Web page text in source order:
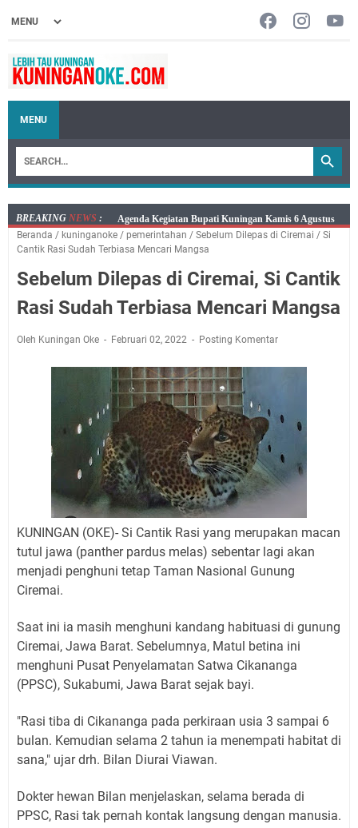
MENU
BREAKING NEWS :
Kamis 6 Agustus 2026 Mobil Samling Ada di Alun-alun
Luragung, Ini Persyaratan dan Besaran Biayanya
Agustus 2026 Ada di Empat Titik
Embun Pagi Kamis 6 Agustus 2026: Tidak Semua
Setiap Noda Ada Pembersihnya, Salat Bisa Menjadi
Kuningan Kamis 6 Agustus 2026
Agenda Kegiatan Bupati, Wabup dan Sekda Kuningan
Rabu 5 Agustus 2026 Masing-masing Dua Acara
Ini Lokasi Samling Kuningan Rabu 5 Agustus 2026
Rabu 5 Agustus 2026 Mobil SIM Keliling Kuningan Ada
di Sini!
Embun Pagi Rabu 5 Agustus 2026: Tidak Perlu Iri, Kita
Punya Takdir Masing-masing, Hidup yang Terlihat
Mewah, Belum Tentu Indah
Merdeka dari Hawa Nafsu: Korupsi, Judi, dan Maksiat
Agenda Kegiatan Bupati Kuningan Kamis 6 Agustus
Beranda / kuninganoke / pemerintahan / Sebelum Dilepas di Ciremai / Si
Cantik Rasi Sudah Terbiasa Mencari Mangsa
Sebelum Dilepas di Ciremai, Si Cantik
Rasi Sudah Terbiasa Mencari Mangsa
Oleh Kuningan Oke Februari 02, 2022 Posting Komentar
KUNINGAN (OKE)- Si Cantik Rasi yang merupakan macan
tutul jawa (panther pardus melas) sebentar lagi akan
menjadi penghuni tetap Taman Nasional Gunung
Ciremai.
Saat ini ia masih menghuni kandang habituasi di gunung
Ciremai, Jawa Barat. Sebelumnya, Matul betina ini
menghuni Pusat Penyelamatan Satwa Cikananga
(PPSC), Sukabumi, Jawa Barat sejak bayi.
"Rasi tiba di Cikananga pada perkiraan usia 3 sampai 6
bulan. Kemudian selama 2 tahun ia menempati habitat di
sana," ujar drh. Bilan Diurai Viawan.
Dokter hewan Bilan menjelaskan, selama berada di
PPSC, Rasi tak pernah kontak langsung dengan manusia.